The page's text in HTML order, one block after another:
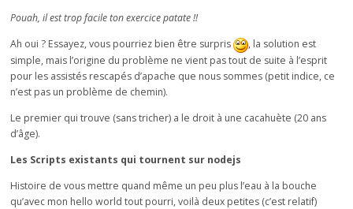
Pouah, il est trop facile ton exercice patate !!
Ah oui ? Essayez, vous pourriez bien être surpris
, la solution est
simple, mais l’origine du problème ne vient pas tout de suite à l’esprit
pour les assistés rescapés d’apache que nous sommes (petit indice, ce
n’est pas un problème de chemin).
Le premier qui trouve (sans tricher) a le droit à une cacahuète (20 ans
d’âge).
Les Scripts existants qui tournent sur nodejs
Histoire de vous mettre quand même un peu plus l’eau à la bouche
qu’avec mon hello world tout pourri, voilà deux petites (c’est relatif)